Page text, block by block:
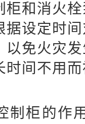
柜和消火
据设定时
以免火灾
时间不用
制柜的作